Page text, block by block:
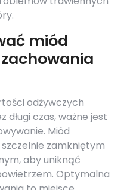
miód
odżywczych
długi czas, ważne jest
Miód
zamkniętym
aby uniknąć
Optymalna